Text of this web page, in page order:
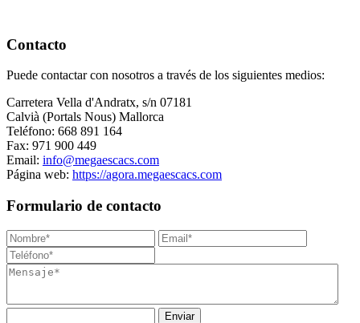
Contacto
Puede contactar con nosotros a través de los siguientes medios:
Carretera Vella d'Andratx, s/n 07181
Calvià (Portals Nous) Mallorca
Teléfono: 668 891 164
Fax: 971 900 449
Email: info@megaescacs.com
Página web: https://agora.megaescacs.com
Formulario de contacto